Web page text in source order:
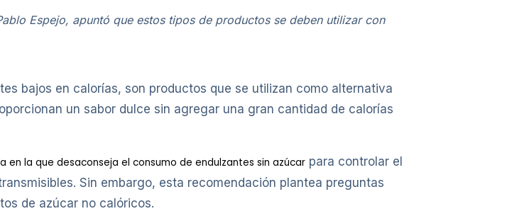
Espejo, apuntó que estos tipos de productos se deben utilizar con
bajos en calorías, son productos que se utilizan como alternativa
un sabor dulce sin agregar una gran cantidad de calorías
en la que desaconseja el consumo de endulzantes sin azúcar para controlar el
Sin embargo, esta recomendación plantea preguntas
de azúcar no calóricos.